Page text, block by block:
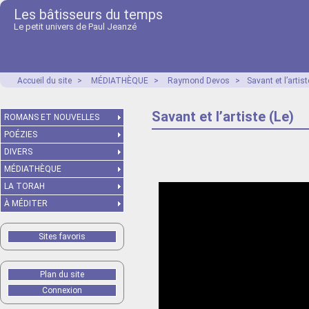
Les bâtisseurs du temps
Le petit univers de Paul Jeanzé
Accueil du site > MÉDIATHÈQUE > Raymond Devos > Savant et
Savant et l’artiste (Le)
ROMANS ET NOUVELLES
POÉZIES
DIVERS
MÉDIATHÈQUE
LA TORAH
À MÉDITER
Sites favoris
Plan du site
Connexion